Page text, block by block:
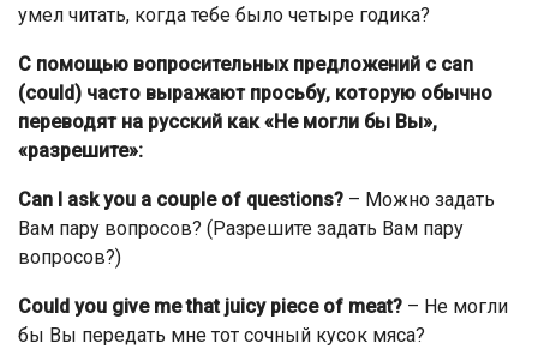
умел читать, когда тебе было четыре годика?
С помощью вопросительных предложений с can
(could) часто выражают просьбу, которую обычно
переводят на русский как «Не могли бы Вы»,
«разрешите»:
Can I ask you a couple of questions? – Можно задать
Вам пару вопросов? (Разрешите задать Вам пару
вопросов?)
Could you give me that juicy piece of meat? – Не могли
бы Вы передать мне тот сочный кусок мяса?